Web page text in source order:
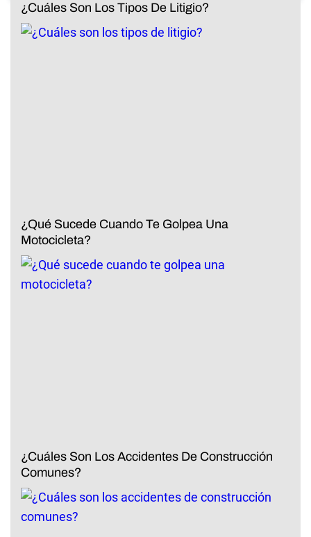
¿Cuáles Son Los Tipos De Litigio?
¿Qué Sucede Cuando Te Golpea Una
Motocicleta?
¿Cuáles Son Los Accidentes De Construcción
Comunes?